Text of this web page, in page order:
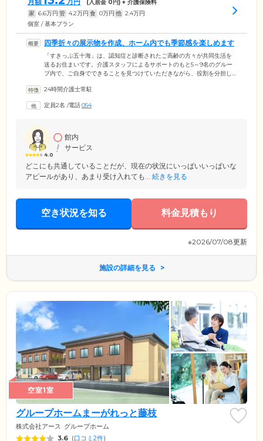
(入居金 0円) + 介護保険料
家 6.6万円 管 4.2万円 食 0万円 他 2.4万円
個室 / 基本プラン
四季折々の展示物を作成、ホーム内でも季節感を楽しめます
「すきっぷ五十海」は、認知症と診断されたご高齢の方々が共同生活を
送るお住まいです。介護スタッフによるサポートのもと5～9名のグルー
プ内で、ご自身でできることを見つけていただきながら、役割を分担し
慣れた家具をお持ち込みいただくことも可能です。ご自宅にいるような
は、ご入居者様が製作した作品を展示。四季折々を表現する貼り絵や折
24時間介護士常駐
定員2名 /電話054
4.0
館内
サービス
どこにも共通していることだが、現在の状況にいっぱいいっぱいな
アピールがあり、あまり受け入れても... 続きを見る
空き状況を知る 料金見積もり
※2026/07/08更新
施設の詳細を見る
空室1室
グループホームまーがれっと藤枝
株式会社アース グループホーム
3.6 (口コミ2件)